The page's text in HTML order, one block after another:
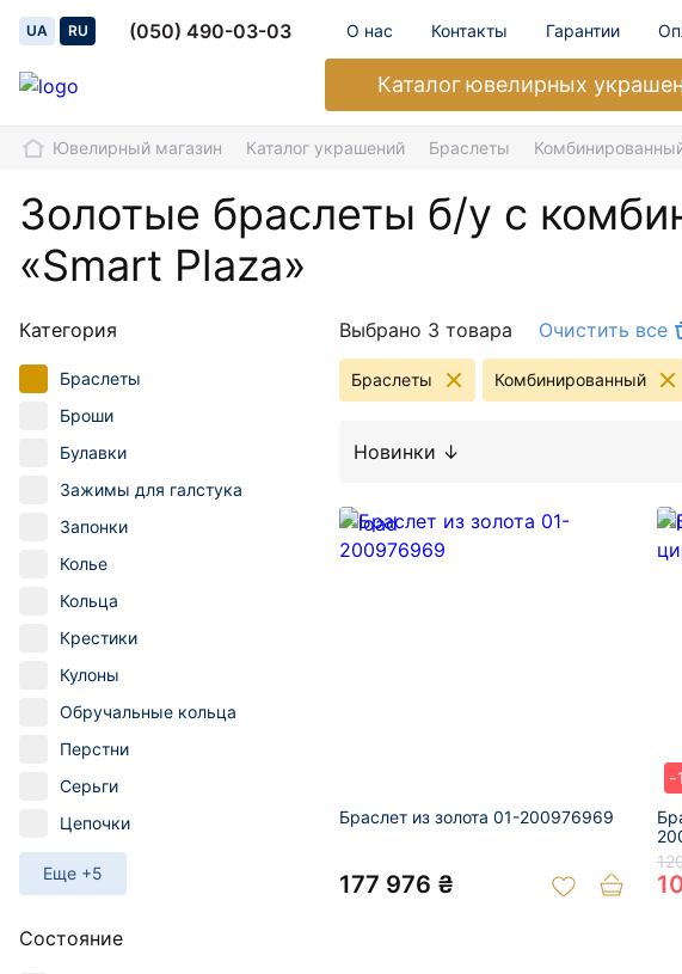
UA RU (050) 490-03-03 О нас Контакты Гарантии
Каталогювелирных
Ювелирный магазин Каталог украшений Браслеты
Золотые браслеты б/у с
«Smart Plaza»
Выбрано 3 товара Очистить все
Браслеты Комбинированный
Новинки ↓
Браслет из золота 01-200976969
177 976 ₴
-
Категория
Браслеты
Броши
Булавки
Зажимы для галстука
Запонки
Колье
Кольца
Крестики
Кулоны
Обручальные кольца
Перстни
Серьги
Цепочки
Еще +5
Состояние